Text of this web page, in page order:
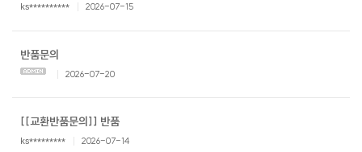
ks********** 2026-07-15
반품문의
2026-07-20
[[교환반품문의]] 반품
ks********* 2026-07-14